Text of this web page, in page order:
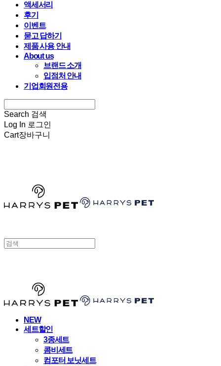
액세서리
후기
이벤트
묻고 답하기
제품 사용 안내
About us
브랜드 소개
입점처 안내
기업회원전용
Search 검색
Log In 로그인
Cart장바구니
NEW
세트할인
3종세트
콤비세트
컴포터 보닛세트